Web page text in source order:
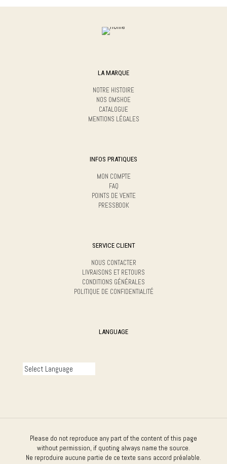
LA MARQUE
NOTRE HISTOIRE
NOS OMSHOE
CATALOGUE
MENTIONS LÉGALES
INFOS PRATIQUES
MON COMPTE
FAQ
POINTS DE VENTE
PRESSBOOK
SERVICE CLIENT
NOUS CONTACTER
LIVRAISONS ET RETOURS
CONDITIONS GÉNÉRALES
POLITIQUE DE CONFIDENTIALITÉ
LANGUAGE
Please do not reproduce any part of the content of this page
without permission, if quoting always name the source.
Ne reproduire aucune partie de ce texte sans accord préalable.